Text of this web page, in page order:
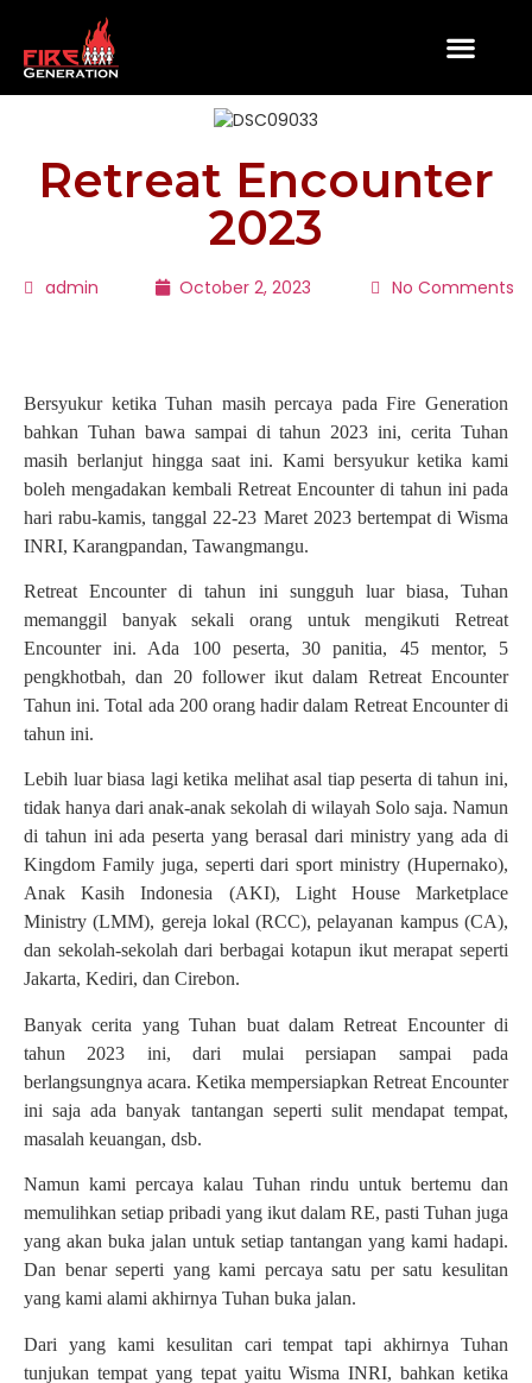
Retreat Encounter
2023
admin October 2, 2023 No Comments
Bersyukur ketika Tuhan masih percaya pada Fire Generation
bahkan Tuhan bawa sampai di tahun 2023 ini, cerita Tuhan
masih berlanjut hingga saat ini. Kami bersyukur ketika kami
boleh mengadakan kembali Retreat Encounter di tahun ini pada
hari rabu-kamis, tanggal 22-23 Maret 2023 bertempat di Wisma
INRI, Karangpandan, Tawangmangu.
Retreat Encounter di tahun ini sungguh luar biasa, Tuhan
memanggil banyak sekali orang untuk mengikuti Retreat
Encounter ini. Ada 100 peserta, 30 panitia, 45 mentor, 5
pengkhotbah, dan 20 follower ikut dalam Retreat Encounter
Tahun ini. Total ada 200 orang hadir dalam Retreat Encounter di
tahun ini.
Lebih luar biasa lagi ketika melihat asal tiap peserta di tahun ini,
tidak hanya dari anak-anak sekolah di wilayah Solo saja. Namun
di tahun ini ada peserta yang berasal dari ministry yang ada di
Kingdom Family juga, seperti dari sport ministry (Hupernako),
Anak Kasih Indonesia (AKI), Light House Marketplace
Ministry (LMM), gereja lokal (RCC), pelayanan kampus (CA),
dan sekolah-sekolah dari berbagai kotapun ikut merapat seperti
Jakarta, Kediri, dan Cirebon.
Banyak cerita yang Tuhan buat dalam Retreat Encounter di
tahun 2023 ini, dari mulai persiapan sampai pada
berlangsungnya acara. Ketika mempersiapkan Retreat Encounter
ini saja ada banyak tantangan seperti sulit mendapat tempat,
masalah keuangan, dsb.
Namun kami percaya kalau Tuhan rindu untuk bertemu dan
memulihkan setiap pribadi yang ikut dalam RE, pasti Tuhan juga
yang akan buka jalan untuk setiap tantangan yang kami hadapi.
Dan benar seperti yang kami percaya satu per satu kesulitan
yang kami alami akhirnya Tuhan buka jalan.
Dari yang kami kesulitan cari tempat tapi akhirnya Tuhan
tunjukan tempat yang tepat yaitu Wisma INRI, bahkan ketika